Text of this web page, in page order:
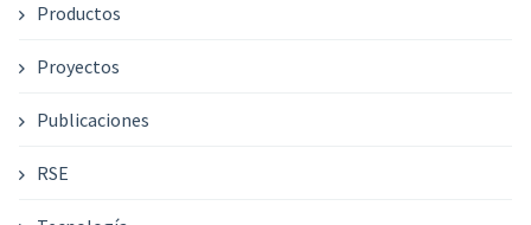
Productos
Proyectos
Publicaciones
RSE